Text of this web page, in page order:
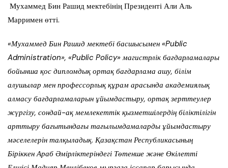
Мухаммед Бин Рашид мектебінің Президенті Али Аль
Марримен өтті.
«Мухаммед Бин Рашид мектебі басшысымен «Public
Administration», «Public Policy» магистрлік бағдарламалары
бойынша қос дипломдық ортақ бағдарлама ашу, білім
алушылар мен профессорлық құрам арасында академиялық
алмасу бағдарламаларын ұйымдастыру, ортақ зерттеулер
жүргізу, сондай-ақ мемлекеттік қызметшілердің біліктілігін
арттыру бағытындағы тағылымдамаларды ұйымдастыру
мәселелерін талқыладық. Қазақстан Республикасының
Біріккен Араб Әмірліктеріндегі Төтенше және Өкілетті